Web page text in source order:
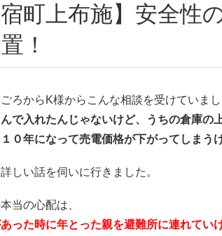
！
ろからK様からこんな相談を受けていまし
んで入れたんじゃないけど、うちの倉庫の
０年になって売電価格が下がってしまう
しい話を伺いに行きました。
当の心配は、
あった時に年とった親を避難所に連れてい